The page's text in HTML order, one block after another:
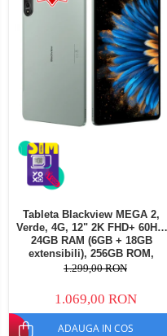
Tableta Blackview MEGA 2,
Verde, 4G, 12" 2K FHD+ 60Hz,
24GB RAM (6GB + 18GB
extensibili), 256GB ROM,
Android 15, Unisoc T615,
Stylus, Face Unlock, Dual SIM
1.299,00 RON
1.069,00 RON
ADAUGA IN COS